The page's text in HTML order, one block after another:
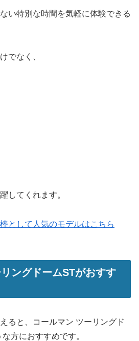
い特別な時間を気軽に体験できる
でなく、
してくれます。
として人気のモデルはこちら
ングドームSTがおすす
ると、コールマン ツーリングド
方におすすめです。